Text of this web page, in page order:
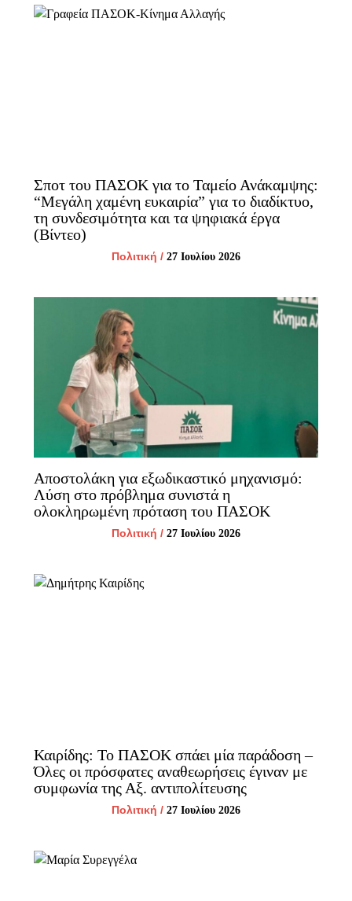
Σποτ του ΠΑΣΟΚ για το Ταμείο Ανάκαμψης:
“Μεγάλη χαμένη ευκαιρία” για το διαδίκτυο,
τη συνδεσιμότητα και τα ψηφιακά έργα
(Βίντεο)
Πολιτική / 27 Ιουλίου 2026
Αποστολάκη για εξωδικαστικό μηχανισμό:
Λύση στο πρόβλημα συνιστά η
ολοκληρωμένη πρόταση του ΠΑΣΟΚ
Πολιτική / 27 Ιουλίου 2026
Καιρίδης: Το ΠΑΣΟΚ σπάει μία παράδοση –
Όλες οι πρόσφατες αναθεωρήσεις έγιναν με
συμφωνία της Αξ. αντιπολίτευσης
Πολιτική / 27 Ιουλίου 2026